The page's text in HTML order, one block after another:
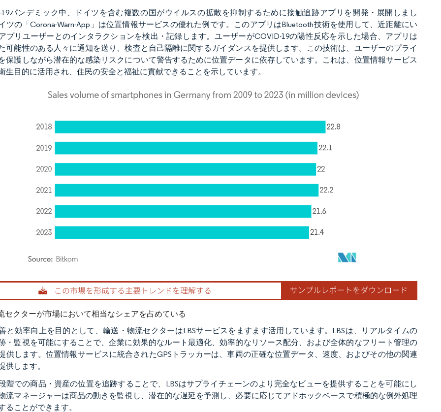
19パンデミック中、ドイツを含む複数の国がウイルスの拡散を抑制するために接触追跡アプリを開発・展開しまし
ツの「Corona-Warn-App」は位置情報サービスの優れた例です。このアプリはBluetooth技術を使用して、近距離にい
プリユーザーとのインタラクションを検出・記録します。ユーザーがCOVID-19の陽性反応を示した場合、アプリは
可能性のある人々に通知を送り、検査と自己隔離に関するガイダンスを提供します。この技術は、ユーザーのプライ
保護しながら潜在的な感染リスクについて警告するために位置データに依存しています。これは、位置情報サービス
生目的に活用され、住民の安全と福祉に貢献できることを示しています。
Intelligence。再利用にはCC BY 4.0の表示が必要です。
セクターが市場において相当なシェアを占めている
と効率向上を目的として、輸送・物流セクターはLBSサービスをますます活用しています。LBSは、リアルタイムの
・監視を可能にすることで、企業に効果的なルート最適化、効率的なリソース配分、および全体的なフリート管理の
供します。位置情報サービスに統合されたGPSトラッカーは、車両の正確な位置データ、速度、およびその他の関連
供します。
階での商品・資産の位置を追跡することで、LBSはサプライチェーンのより完全なビューを提供することを可能にし
流マネージャーは商品の動きを監視し、潜在的な遅延を予測し、必要に応じてアドホックベースで積極的な例外処理
ることができます。